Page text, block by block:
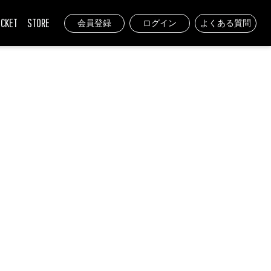
STORE 会員登録 ログイン よくある質問